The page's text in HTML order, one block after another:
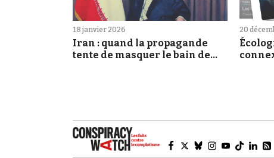
18 janvier 2026
Iran : quand la propagande
tente de masquer le bain de
20